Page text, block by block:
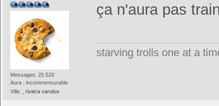
Messages: 25 526
Aura : incommensurable
Ville:
, riviera varoise
ça n'aura pas
starving trolls one at a